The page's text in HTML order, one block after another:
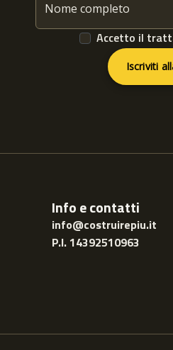
Nome completo
Accetto il
Iscriviti
Info e contatti
info@costruirepiu.it
P.I. 14392510963